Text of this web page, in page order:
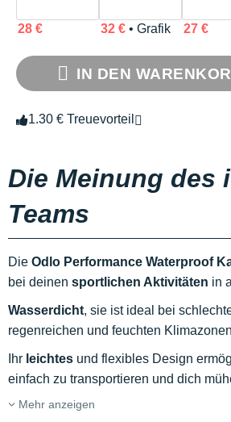
28 € 32 €• Grafik 27 €
IN DEN
1.30 € Treuevorteil
Die Meinung des
Teams
Die Odlo Performance Waterproof
bei deinen sportlichen Aktivitäten in
Wasserdicht, sie ist ideal bei
regenreichen und feuchten
Ihr leichtes und flexibles Design
einfach zu transportieren und dich
Mehr anzeigen